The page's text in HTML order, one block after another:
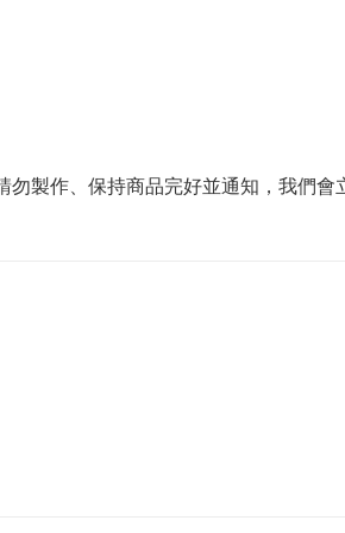
製作、保持商品完好並通知，我們會